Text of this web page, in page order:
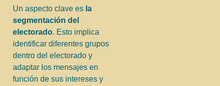
Un aspecto clave es la
segmentación del
electorado. Esto implica
identificar diferentes grupos
dentro del electorado y
adaptar los mensajes en
función de sus intereses y